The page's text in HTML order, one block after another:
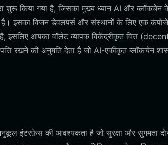
शुरू किया गया है, जिसका मुख्य ध्यान AI और ब्लॉकचेन
इसका विजन डेवलपर्स और संस्थानों के लिए एक
आपका वॉलेट व्यापक विकेंद्रीकृत वित्त
रखने की अनुमति देता है जो AI-एकीकृत ब्लॉकचेन
इंटरफ़ेस की आवश्यकता है जो सुरक्षा और सुगमता